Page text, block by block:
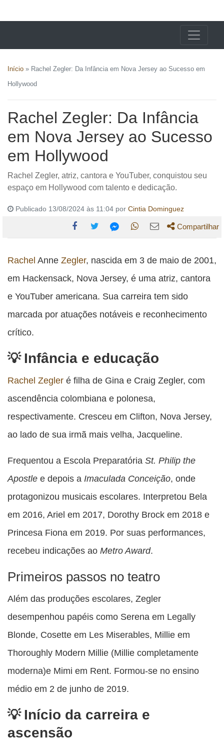
Início » Rachel Zegler: Da Infância em Nova Jersey ao Sucesso em
Hollywood
Rachel Zegler: Da Infância
em Nova Jersey ao Sucesso
em Hollywood
Rachel Zegler, atriz, cantora e YouTuber, conquistou seu
espaço em Hollywood com talento e dedicação.
Publicado 13/08/2024 às 11:04 por Cintia Dominguez
esta
publicação
esta
publicação
esta
publicação
esta
publicação
esta
publicação
Compartilhar
Rachel Anne Zegler, nascida em 3 de maio de 2001,
em Hackensack, Nova Jersey, é uma atriz, cantora
e YouTuber americana. Sua carreira tem sido
marcada por atuações notáveis e reconhecimento
crítico.
Infância e educação
Rachel Zegler é filha de Gina e Craig Zegler, com
ascendência colombiana e polonesa,
respectivamente. Cresceu em Clifton, Nova Jersey,
ao lado de sua irmã mais velha, Jacqueline.
Frequentou a Escola Preparatória St. Philip the
Apostle e depois a Imaculada Conceição, onde
protagonizou musicais escolares. Interpretou Bela
em 2016, Ariel em 2017, Dorothy Brock em 2018 e
Princesa Fiona em 2019. Por suas performances,
recebeu indicações ao Metro Award.
Primeiros passos no teatro
Além das produções escolares, Zegler
desempenhou papéis como Serena em Legally
Blonde, Cosette em Les Miserables, Millie em
Thoroughly Modern Millie (Millie completamente
moderna)e Mimi em Rent. Formou-se no ensino
médio em 2 de junho de 2019.
Início da carreira e
ascensão